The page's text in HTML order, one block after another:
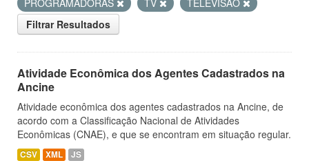
PROGRAMADORAS
TV
TELEVISÃO
Filtrar Resultados
Atividade Econômica dos Agentes Cadastrados na
Ancine
Atividade econômica dos agentes cadastrados na Ancine, de
acordo com a Classificação Nacional de Atividades
Econômicas (CNAE), e que se encontram em situação regular.
CSV XML JS